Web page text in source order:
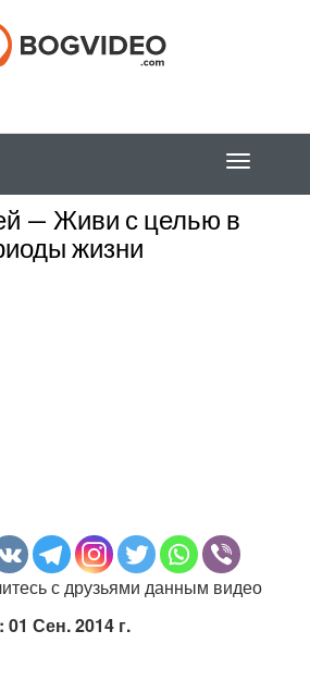
— Живи с целью в
жизни
с друзьями данным видео
Сен. 2014 г.